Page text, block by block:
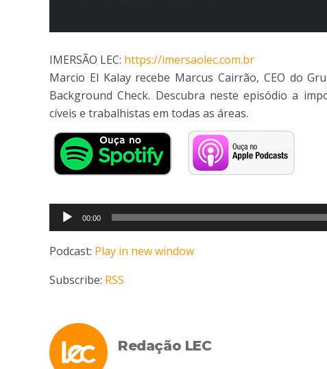
IMERSÃO LEC: https://imersaolec.com.br
Marcio El Kalay recebe Marcus Cairrão, CEO do
Background Check. Descubra neste episódio a
cíveis e trabalhistas em todas as áreas.
Tocador
de
áudio
00:00
Podcast: Play in new window
Subscribe: RSS
Redação LEC